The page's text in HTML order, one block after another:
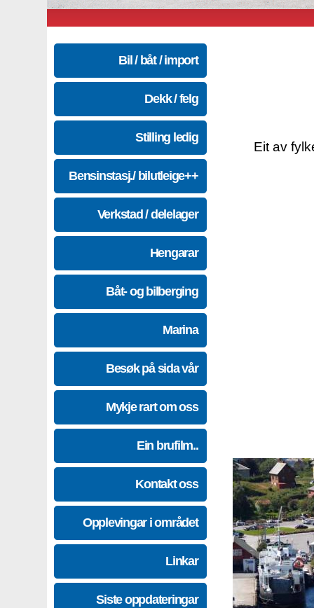
Bil / båt / import
Dekk / felg
Stilling ledig
Bensinstasj./ bilutleige++
Verkstad / delelager
Hengarar
Båt- og bilberging
Marina
Besøk på sida vår
Mykje rart om oss
Ein brufilm..
Kontakt oss
Opplevingar i området
Linkar
Siste oppdateringar
Eit av